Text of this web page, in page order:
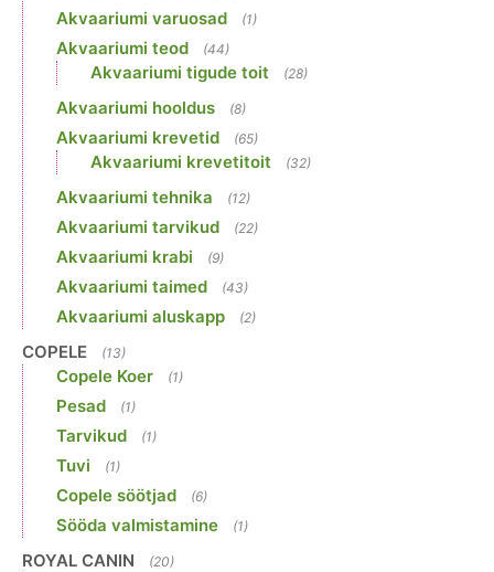
Akvaariumi varuosad (1)
Akvaariumi teod (44)
Akvaariumi tigude toit (28)
Akvaariumi hooldus (8)
Akvaariumi krevetid (65)
Akvaariumi krevetitoit (32)
Akvaariumi tehnika (12)
Akvaariumi tarvikud (22)
Akvaariumi krabi (9)
Akvaariumi taimed (43)
Akvaariumi aluskapp (2)
COPELE (13)
Copele Koer (1)
Pesad (1)
Tarvikud (1)
Tuvi (1)
Copele söötjad (6)
Sööda valmistamine (1)
ROYAL CANIN (20)